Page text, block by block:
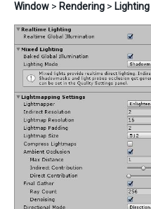
Window > Rendering > Lighting